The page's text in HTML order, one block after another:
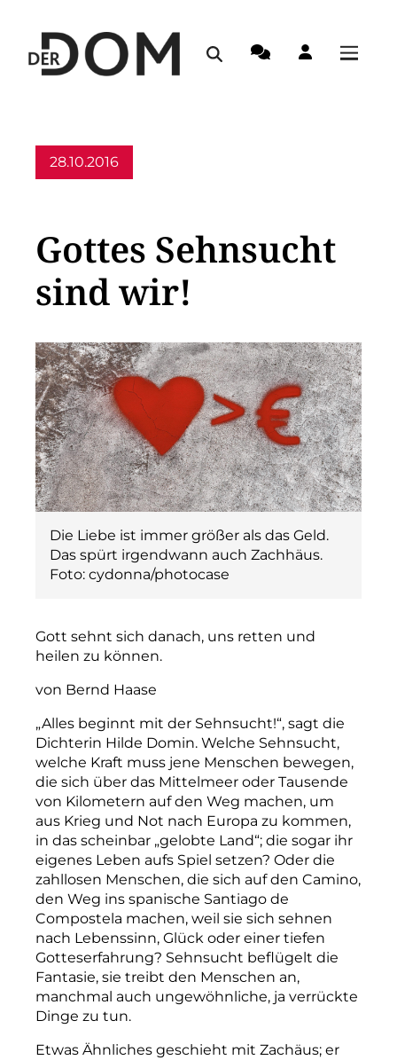
28.10.2016
Gottes Sehnsucht
sind wir!
Die Liebe ist immer größer als das Geld.
Das spürt irgendwann auch Zachhäus.
Foto: cydonna/photocase
Gott sehnt sich danach, uns retten und
heilen zu können.
von Bernd Haase
„Alles beginnt mit der Sehnsucht!“, sagt die
Dichterin Hilde Domin. Welche Sehnsucht,
welche Kraft muss jene Menschen bewegen,
die sich über das Mittelmeer oder Tausende
von Kilometern auf den Weg machen, um
aus Krieg und Not nach Europa zu kommen,
in das scheinbar „gelobte Land“; die sogar ihr
eigenes Leben aufs Spiel setzen? Oder die
zahllosen Menschen, die sich auf den Camino,
den Weg ins spanische Santiago de
Compostela machen, weil sie sich sehnen
nach Lebenssinn, Glück oder einer tiefen
Gottes­erfahrung? Sehnsucht beflügelt die
Fantasie, sie treibt den Menschen an,
manchmal auch ungewöhnliche, ja verrückte
Dinge zu tun.
Etwas Ähnliches geschieht mit Zachäus; er